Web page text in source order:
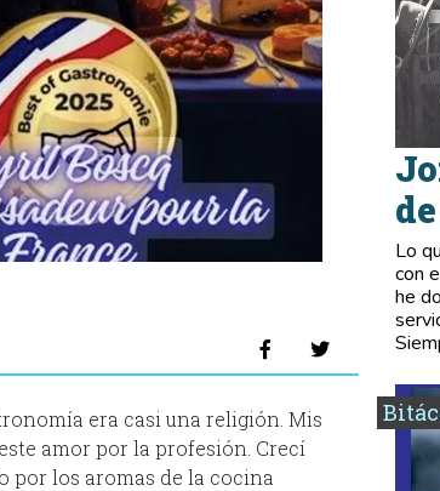
era casi una religión. Mis
amor por la profesión. Crecí
por los aromas de la cocina
Lo
con
he